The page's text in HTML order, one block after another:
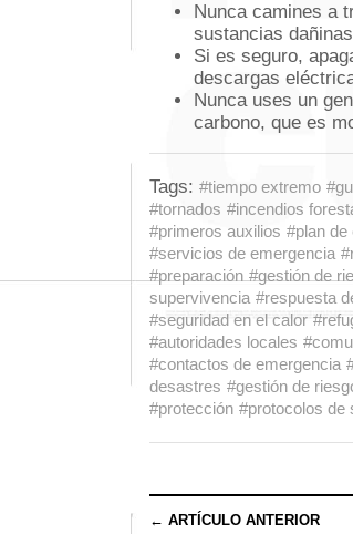
Nunca camines a
sustancias
Si es seguro,
descargas
Nunca uses un
carbono, que es
Tags: #tiempo extremo
#tornados #incendios
#primeros auxilios #plan de
#servicios de emergencia
#preparación #gestión de
supervivencia #respuesta
#seguridad en el calor
#autoridades locales
#contactos de emergencia
desastres #gestión de
#protección #protocolos de
← ARTÍCULO ANTERIOR